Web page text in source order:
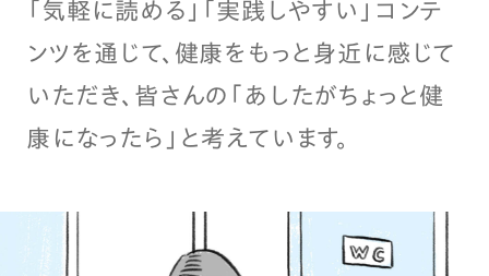
「気軽に読める」「実践しやすい」コンテ
ンツを通じて、健康をもっと身近に感じて
いただき、皆さんの「あしたがちょっと健
康になったら」と考えています。